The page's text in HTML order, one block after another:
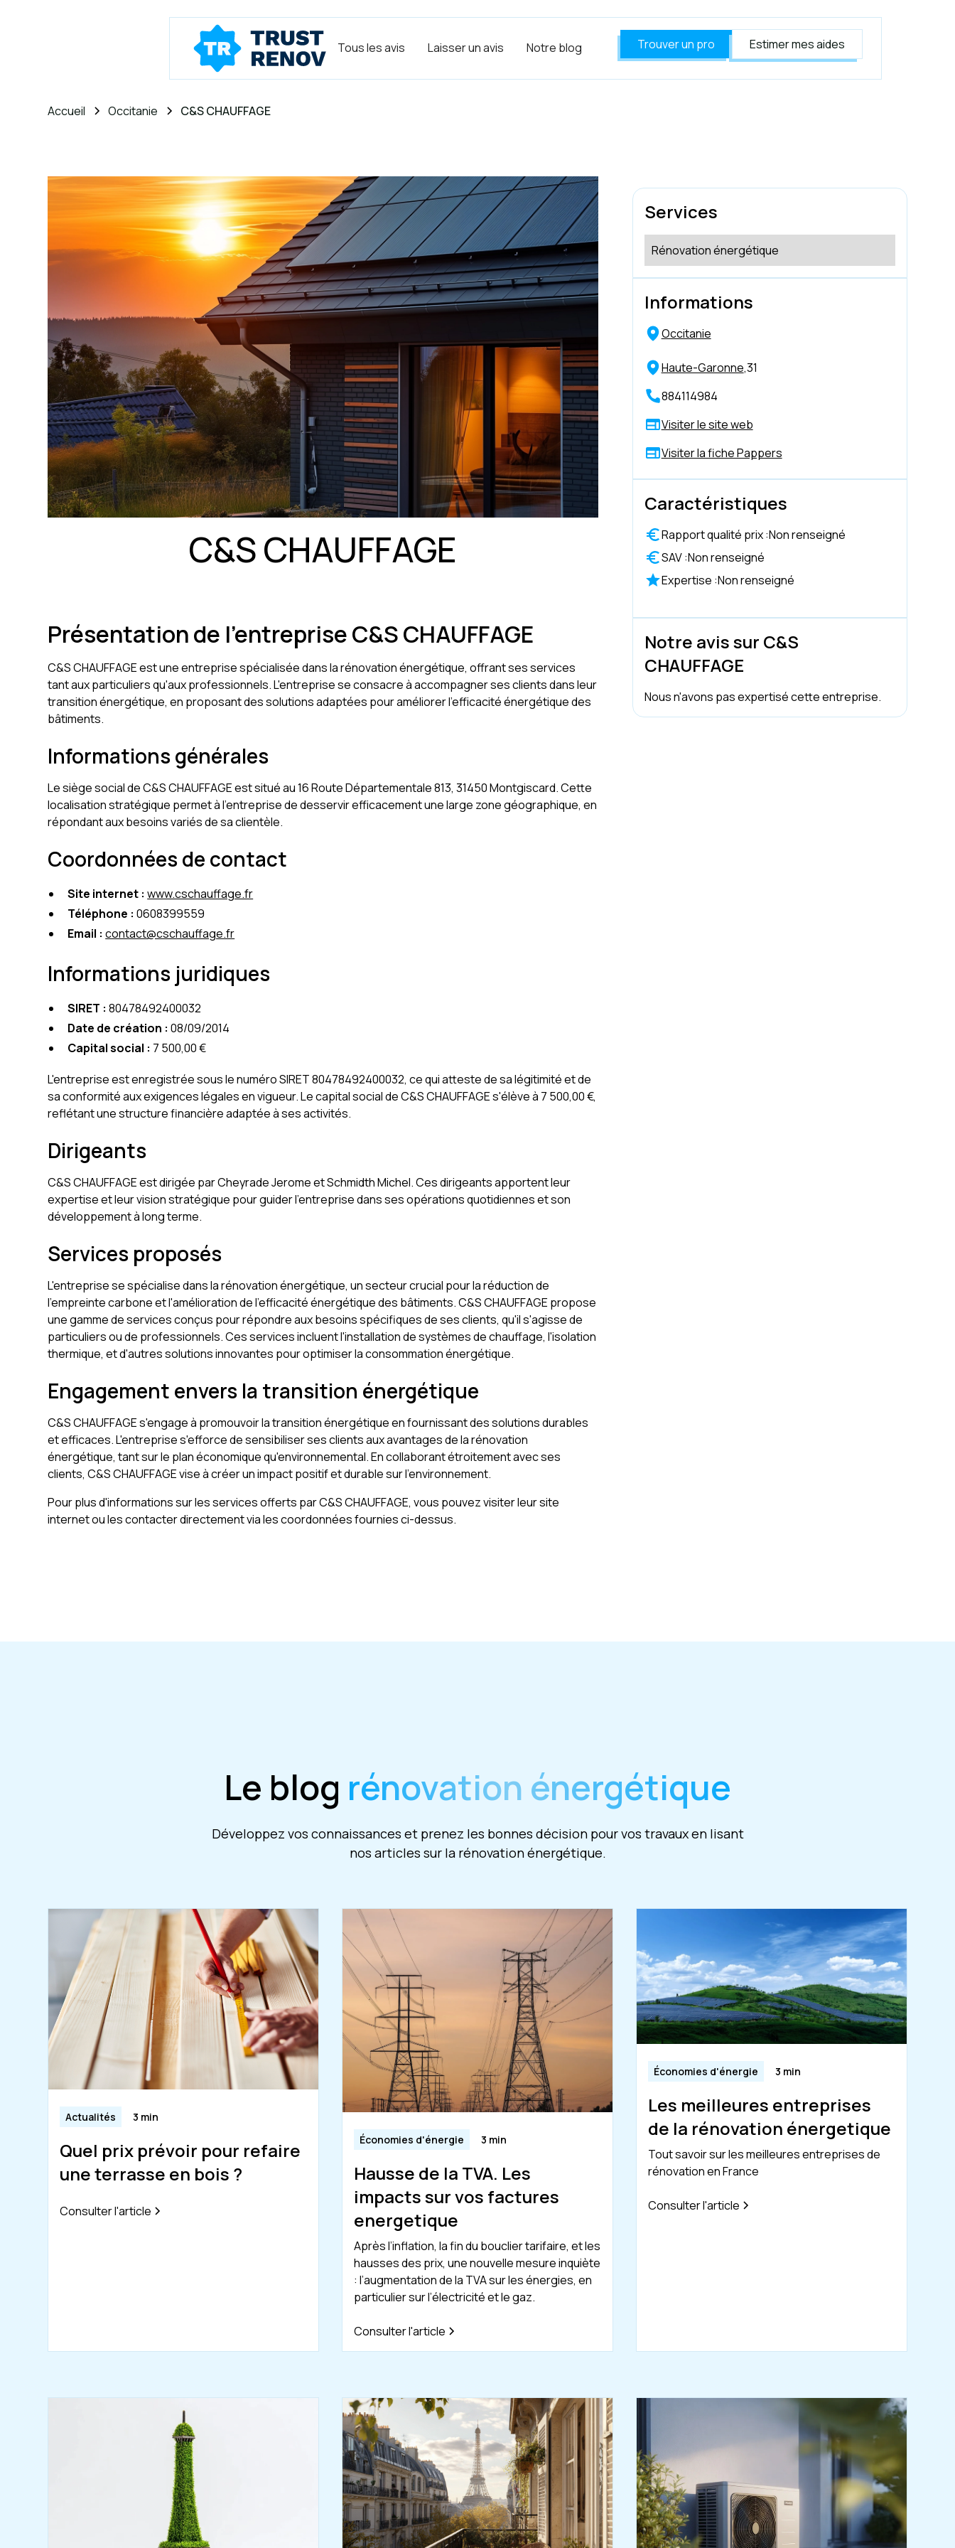
Tous les avis Laisser un avis Notre blog Trouver un pro Estimer mes aides
Accueil Occitanie C&S CHAUFFAGE
C&S CHAUFFAGE
Présentation de l'entreprise C&S CHAUFFAGE
C&S CHAUFFAGE est une entreprise spécialisée dans la rénovation énergétique, offrant ses services
tant aux particuliers qu'aux professionnels. L'entreprise se consacre à accompagner ses clients dans leur
transition énergétique, en proposant des solutions adaptées pour améliorer l'efficacité énergétique des
bâtiments.
Informations générales
Le siège social de C&S CHAUFFAGE est situé au 16 Route Départementale 813, 31450 Montgiscard. Cette
localisation stratégique permet à l'entreprise de desservir efficacement une large zone géographique, en
répondant aux besoins variés de sa clientèle.
Coordonnées de contact
Site internet : www.cschauffage.fr
Téléphone : 0608399559
Email : contact@cschauffage.fr
Informations juridiques
SIRET : 80478492400032
Date de création : 08/09/2014
Capital social : 7 500,00 €
L'entreprise est enregistrée sous le numéro SIRET 80478492400032, ce qui atteste de sa légitimité et de
sa conformité aux exigences légales en vigueur. Le capital social de C&S CHAUFFAGE s'élève à 7 500,00 €,
reflétant une structure financière adaptée à ses activités.
Dirigeants
C&S CHAUFFAGE est dirigée par Cheyrade Jerome et Schmidth Michel. Ces dirigeants apportent leur
expertise et leur vision stratégique pour guider l'entreprise dans ses opérations quotidiennes et son
développement à long terme.
Services proposés
L'entreprise se spécialise dans la rénovation énergétique, un secteur crucial pour la réduction de
l'empreinte carbone et l'amélioration de l'efficacité énergétique des bâtiments. C&S CHAUFFAGE propose
une gamme de services conçus pour répondre aux besoins spécifiques de ses clients, qu'il s'agisse de
particuliers ou de professionnels. Ces services incluent l'installation de systèmes de chauffage, l'isolation
thermique, et d'autres solutions innovantes pour optimiser la consommation énergétique.
Engagement envers la transition énergétique
C&S CHAUFFAGE s'engage à promouvoir la transition énergétique en fournissant des solutions durables
et efficaces. L'entreprise s'efforce de sensibiliser ses clients aux avantages de la rénovation
énergétique, tant sur le plan économique qu'environnemental. En collaborant étroitement avec ses
clients, C&S CHAUFFAGE vise à créer un impact positif et durable sur l'environnement.
Pour plus d'informations sur les services offerts par C&S CHAUFFAGE, vous pouvez visiter leur site
internet ou les contacter directement via les coordonnées fournies ci-dessus.
Services
Rénovation énergétique
Informations
Occitanie
Haute-Garonne,31
884114984
Visiter le site web
Visiter la fiche Pappers
Caractéristiques
Rapport qualité prix :Non renseigné
SAV :Non renseigné
Expertise :Non renseigné
Notre avis sur C&S
CHAUFFAGE
Nous n'avons pas expertisé cette entreprise.
Le blog rénovation énergétique
Développez vos connaissances et prenez les bonnes décision pour vos travaux en lisant
nos articles sur la rénovation énergétique.
Actualités 3 min
Quel prix prévoir pour refaire
une terrasse en bois ?
Consulter l'article
Économies d'énergie 3 min
Hausse de la TVA. Les
impacts sur vos factures
energetique
Après l’inflation, la fin du bouclier tarifaire, et les
hausses des prix, une nouvelle mesure inquiète
: l’augmentation de la TVA sur les énergies, en
particulier sur l’électricité et le gaz.
Consulter l'article
Économies d'énergie 3 min
Les meilleures entreprises
de la rénovation énergetique
Tout savoir sur les meilleures entreprises de
rénovation en France
Consulter l'article